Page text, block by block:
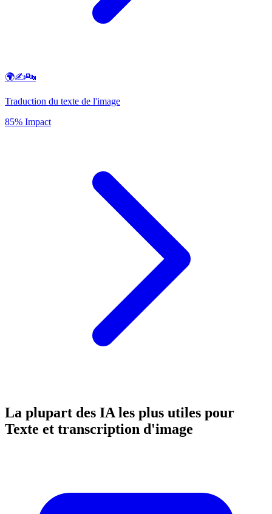
🌍✍️🔤
Traduction du texte de l'image
85% Impact
La plupart des IA les plus utiles pour
Texte et transcription d'image